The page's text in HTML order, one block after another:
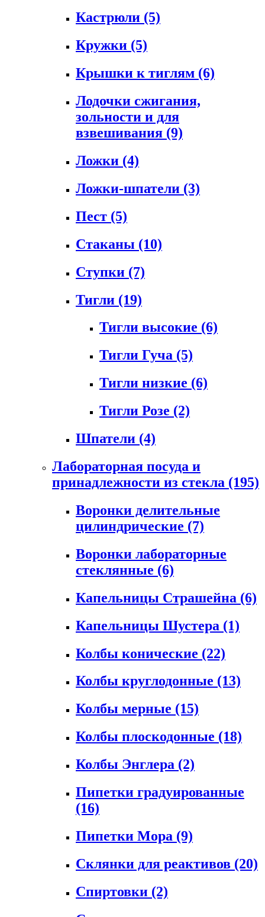
Кастрюли (5)
Кружки (5)
Крышки к тиглям (6)
Лодочки сжигания,
зольности и для
взвешивания (9)
Ложки (4)
Ложки-шпатели (3)
Пест (5)
Стаканы (10)
Ступки (7)
Тигли (19)
Тигли высокие (6)
Тигли Гуча (5)
Тигли низкие (6)
Тигли Розе (2)
Шпатели (4)
Лабораторная посуда и
принадлежности из стекла (195)
Воронки делительные
цилиндрические (7)
Воронки лабораторные
стеклянные (6)
Капельницы Страшейна (6)
Капельницы Шустера (1)
Колбы конические (22)
Колбы круглодонные (13)
Колбы мерные (15)
Колбы плоскодонные (18)
Колбы Энглера (2)
Пипетки градуированные
(16)
Пипетки Мора (9)
Склянки для реактивов (20)
Спиртовки (2)